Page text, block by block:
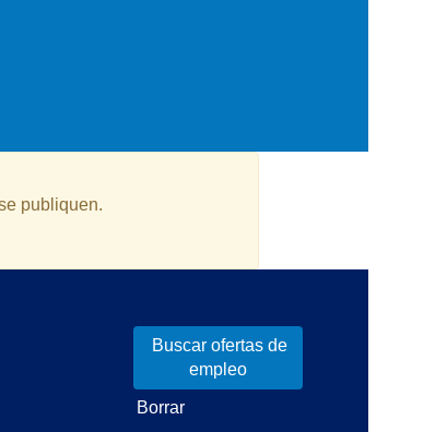
publiquen.
Borrar